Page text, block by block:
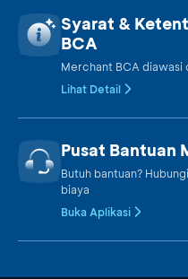
Syarat &
BCA
Merchant BCA diawasi
Lihat Detail
Pusat Bantuan
Butuh bantuan?
biaya
Buka Aplikasi